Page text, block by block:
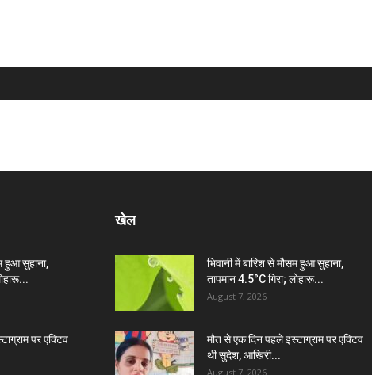
हुआ सुहाना,
पर एक्टिव
खेल
भिवानी में बारिश से मौसम हुआ सुहाना,
तापमान 4.5°C गिरा; लोहारू...
August 7, 2026
मौत से एक दिन पहले इंस्टाग्राम पर एक्टिव
थी सुदेश, आखिरी...
August 7, 2026